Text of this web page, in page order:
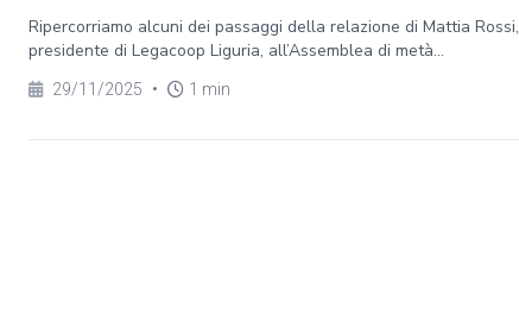
Ripercorriamo alcuni dei passaggi della relazione di Mattia Rossi,
presidente di Legacoop Liguria, all’Assemblea di metà...
29/11/2025 • 1 min